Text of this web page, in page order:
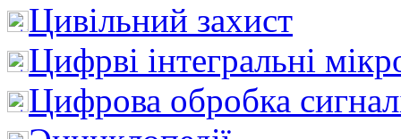
Цивільний захист
Цифрві інтегральні
Цифрова обробка